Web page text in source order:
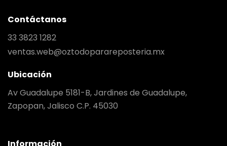
Contáctanos
33 3823 1282
ventas.web@oztodoparareposteria.mx
Ubicación
Av Guadalupe 5181-B, Jardines de Guadalupe,
Zapopan, Jalisco C.P. 45030
Información